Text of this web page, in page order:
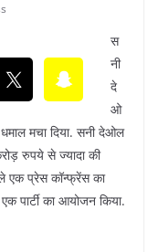
स
नी
दे
ओ
मचा दिया. सनी देओल
रुपये से ज्यादा की
एक प्रेस कॉन्फ्रेंस का
पार्टी का आयोजन किया.